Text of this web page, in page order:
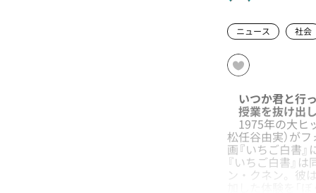
ニュース 社会
いつか君と行
授業を抜け出
1975年の大ヒ
松任谷由実）が
画『いちご白書
『いちご白書』
ン・クネン。彼